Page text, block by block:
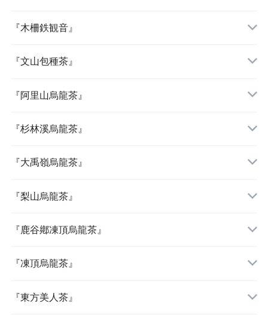
『木柵鉄観音』
『文山包種茶』
『阿里山烏龍茶』
『杉林溪烏龍茶』
『大禹嶺烏龍茶』
『梨山烏龍茶』
『鹿谷鄕凍頂烏龍茶』
『凍頂烏龍茶』
『東方美人茶』